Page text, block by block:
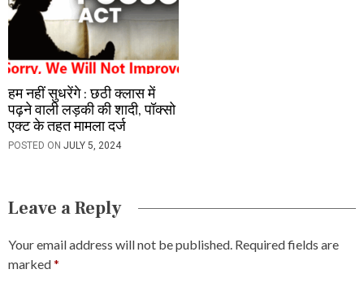
हम नहीं सुधरेंगे : छठी क्लास में
पढ़ने वाली लड़की की शादी, पॉक्सो
एक्ट के तहत मामला दर्ज
POSTED ON JULY 5, 2024
Leave a Reply
Your email address will not be published. Required fields are
marked*